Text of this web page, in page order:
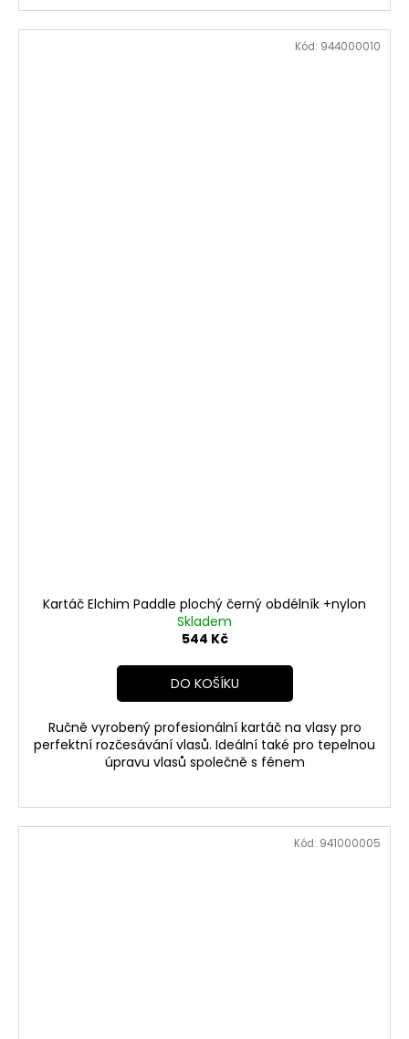
Kartáč Elchim Paddle plochý černý obdélník +nylon
Skladem
544 Kč
DO KOŠÍKU
Ručně vyrobený profesionální kartáč na vlasy pro
perfektní rozčesávání vlasů. Ideální také pro tepelnou
úpravu vlasů společně s fénem
Kód: 944000010
Kód: 941000005